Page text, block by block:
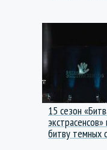
15 сезон
битву темных